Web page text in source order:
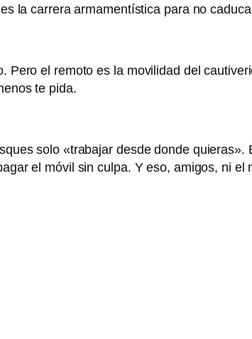
la carrera armamentística para no
Pero el remoto es la movilidad del
te pida.
solo «trabajar desde donde
el móvil sin culpa. Y eso, amigos, ni